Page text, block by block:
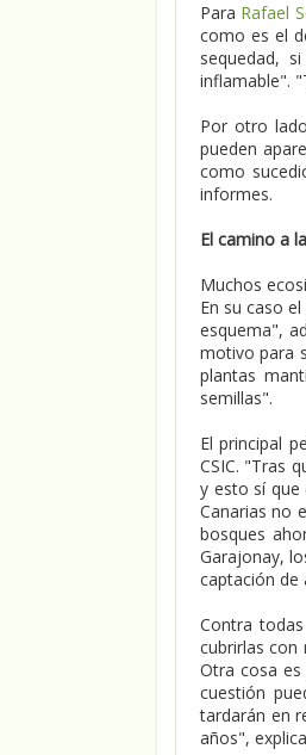
Para Rafael
como es el
sequedad,
inflamable".
Por otro
pueden
como
informes.
El camino a
Muchos
En su caso
esquema",
motivo para
plantas
semillas".
El principal
CSIC. "Tras
y esto sí que
Canarias no
bosques
Garajonay,
captación de
Contra
cubrirlas con
Otra cosa
cuestión
tardarán en
años",